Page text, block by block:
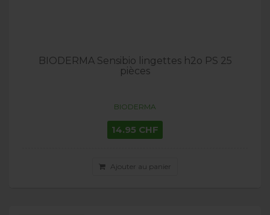
BIODERMA Sensibio lingettes h2o PS 25
pièces
BIODERMA
14.95 CHF
Ajouter au panier